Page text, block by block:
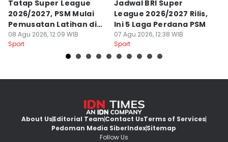
Tatap Super League
2026/2027, PSM Mulai
Pemusatan Latihan di
Jogja
08 Agu 2026, 12:09 WIB
Sport
Jadwal BRI Super
League 2026/2027 Rilis,
Ini 5 Laga Perdana PSM
07 Agu 2026, 12:38 WIB
Sport
About UsEditorial TeamContact UsTerms of Services
Pedoman Media SiberIndexSitemap
Follow Us